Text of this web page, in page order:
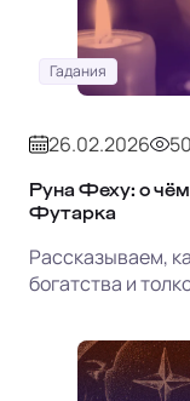
Гадания
26.02.2026
Руна Феху: о
Футарка
Рассказываем,
богатства и